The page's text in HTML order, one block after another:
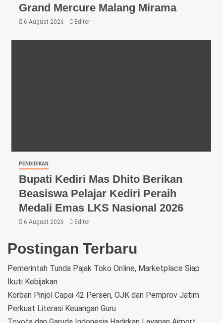
Grand Mercure Malang Mirama
6 August 2026 Editor
PENDIDIKAN
Bupati Kediri Mas Dhito Berikan
Beasiswa Pelajar Kediri Peraih
Medali Emas LKS Nasional 2026
6 August 2026 Editor
Postingan Terbaru
Pemerintah Tunda Pajak Toko Online, Marketplace Siap
Ikuti Kebijakan
Korban Pinjol Capai 42 Persen, OJK dan Pemprov Jatim
Perkuat Literasi Keuangan Guru